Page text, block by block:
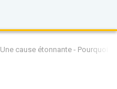
Une cause étonnante - Pourquoi